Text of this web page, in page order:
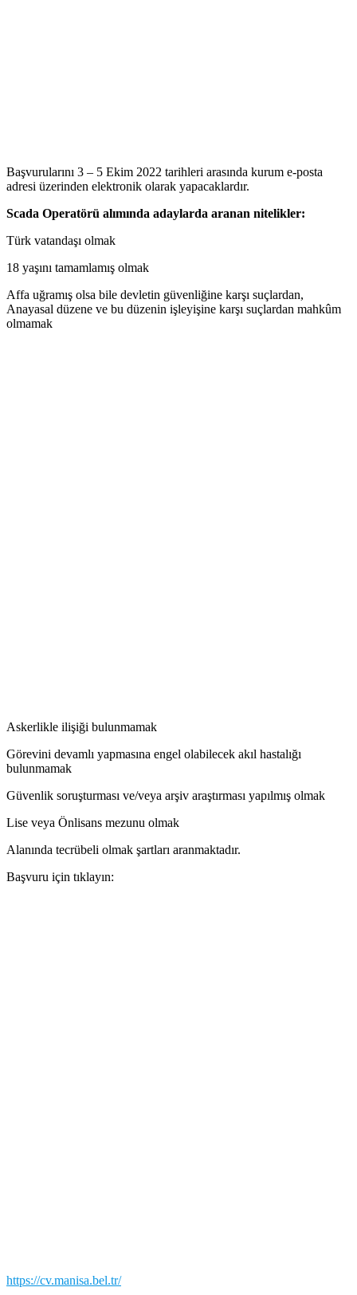
Başvurularını 3 – 5 Ekim 2022 tarihleri arasında kurum e-posta
adresi üzerinden elektronik olarak yapacaklardır.
Scada Operatörü alımında adaylarda aranan nitelikler:
Türk vatandaşı olmak
18 yaşını tamamlamış olmak
Affa uğramış olsa bile devletin güvenliğine karşı suçlardan,
Anayasal düzene ve bu düzenin işleyişine karşı suçlardan mahkûm
olmamak
Askerlikle ilişiği bulunmamak
Görevini devamlı yapmasına engel olabilecek akıl hastalığı
bulunmamak
Güvenlik soruşturması ve/veya arşiv araştırması yapılmış olmak
Lise veya Önlisans mezunu olmak
Alanında tecrübeli olmak şartları aranmaktadır.
Başvuru için tıklayın:
https://cv.manisa.bel.tr/